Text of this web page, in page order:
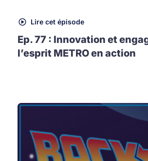
Lire cet épisode
Ep. 77 : Innovation et
l’esprit METRO en action